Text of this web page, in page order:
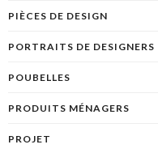
PIÈCES DE DESIGN
PORTRAITS DE DESIGNERS
POUBELLES
PRODUITS MÉNAGERS
PROJET